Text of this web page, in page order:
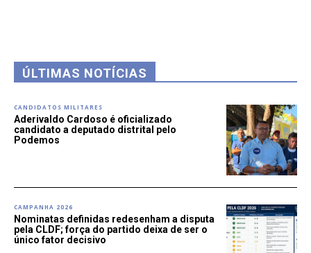
ÚLTIMAS NOTÍCIAS
CANDIDATOS MILITARES
Aderivaldo Cardoso é oficializado
candidato a deputado distrital pelo
Podemos
CAMPANHA 2026
Nominatas definidas redesenham a disputa
pela CLDF; força do partido deixa de ser o
único fator decisivo